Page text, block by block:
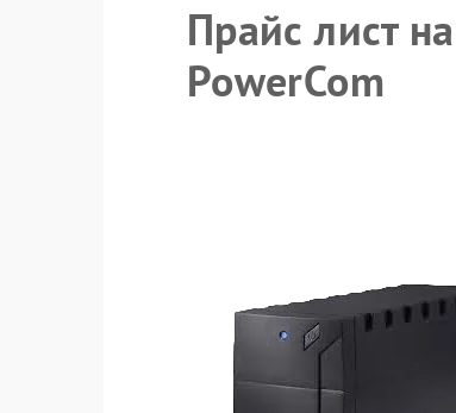
Прайс лист
PowerCom